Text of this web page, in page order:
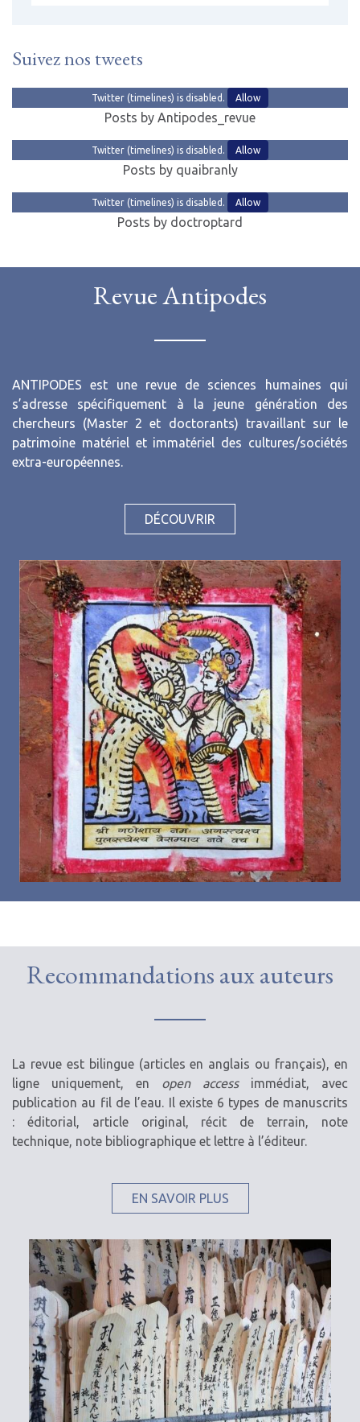
Suivez nos tweets
Twitter (timelines) is disabled. Allow
Posts by Antipodes_revue
Twitter (timelines) is disabled. Allow
Posts by quaibranly
Twitter (timelines) is disabled. Allow
Posts by doctroptard
Revue Antipodes
ANTIPODES est une revue de sciences humaines qui
s’adresse spécifiquement à la jeune génération des
chercheurs (Master 2 et doctorants) travaillant sur le
patrimoine matériel et immatériel des cultures/sociétés
extra-européennes.
DÉCOUVRIR
Recommandations aux auteurs
La revue est bilingue (articles en anglais ou français), en
ligne uniquement, en open accessimmédiat, avec
publication au fil de l’eau. Il existe 6 types de manuscrits
: éditorial, article original, récit de terrain, note
technique, note bibliographique et lettre à l’éditeur.
EN SAVOIR PLUS